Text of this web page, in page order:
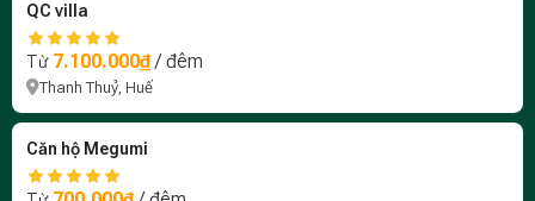
QC villa
Từ 7.100.000₫/ đêm
Thanh Thuỷ, Huế
Căn hộ Megumi